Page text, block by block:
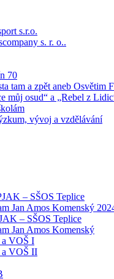
s.r.o.
s. r. o..
70
tam a zpět aneb Osvětim
můj osud“ a „Rebel z
vývoj a vzdělávání
– SŠOS Teplice
Jan Amos Komenský
– SŠOS Teplice
Jan Amos Komenský
a VOŠ I
a VOŠ II